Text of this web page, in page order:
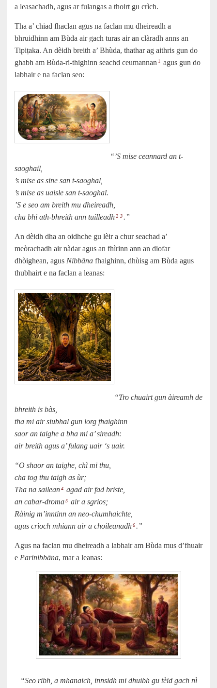
a leasachadh, agus ar fulangas a thoirt gu crìch.
Tha a’ chiad fhaclan agus na faclan mu dheireadh a
bhruidhinn am Bùda air gach turas air an clàradh anns an
Tipiṭaka. An dèidh breith a’ Bhùda, thathar ag aithris gun do
ghabh am Bùda-ri-thighinn seachd ceumannan 1 agus gun do
labhair e na faclan seo:
“’S mise ceannard an t-
saoghail,
’s mise as sine san t-saoghal,
’s mise as uaisle san t-saoghal.
’S e seo am breith mu dheireadh,
cha bhi ath-bhreith ann tuilleadh2 3.”
An dèidh dha an oidhche gu lèir a chur seachad a’
meòrachadh air nàdar agus an fhìrinn ann an diofar
dhòighean, agus Nibbāna fhaighinn, dhùisg am Bùda agus
thubhairt e na faclan a leanas:
“Tro chuairt gun àireamh de
bhreith is bàs,
tha mi air siubhal gun lorg fhaighinn
saor an taighe a bha mi a’ sireadh:
air breith agus a’ fulang uair ‘s uair.
“O shaor an taighe, chì mi thu,
cha tog thu taigh as ùr;
Tha na sailean4 agad air fad briste,
an cabar-droma5 air a sgrios;
Ràinig m’inntinn an neo-chumhaichte,
agus crìoch mhiann air a choileanadh6.”
Agus na faclan mu dheireadh a labhair am Bùda mus d’fhuair
e Parinibbāna, mar a leanas:
“Seo ribh, a mhanaich, innsidh mi dhuibh gu tèid gach nì